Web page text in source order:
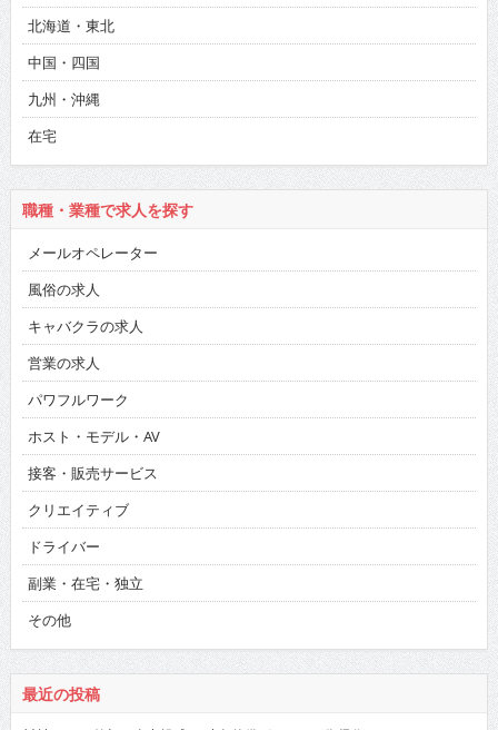
北海道・東北
中国・四国
九州・沖縄
在宅
職種・業種で求人を探す
メールオペレーター
風俗の求人
キャバクラの求人
営業の求人
パワフルワーク
ホスト・モデル・AV
接客・販売サービス
クリエイティブ
ドライバー
副業・在宅・独立
その他
最近の投稿